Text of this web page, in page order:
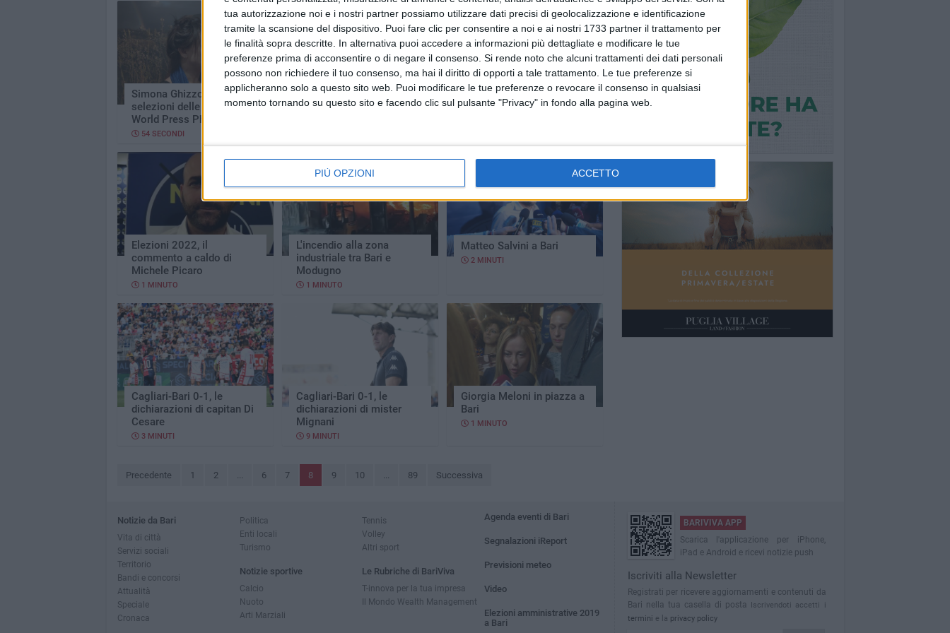
tua autorizzazione noi e i nostri partner possiamo utilizzare dati precisi di geolocalizzazione e identificazione
tramite la scansione del dispositivo. Puoi fare clic per consentire a noi e ai nostri 1733 partner il trattamento per
le finalità sopra descritte. In alternativa puoi accedere a informazioni più dettagliate e modificare le tue
preferenze prima di acconsentire o di negare il consenso. Si rende noto che alcuni trattamenti dei dati personali
possono non richiedere il tuo consenso, ma hai il diritto di opporti a tale trattamento. Le tue preferenze si
applicheranno solo a questo sito web. Puoi modificare le tue preferenze o revocare il consenso in qualsiasi
momento tornando su questo sito e facendo clic sul pulsante "Privacy" in fondo alla pagina web.
PIÙ OPZIONI ACCETTO
Simona Ghizzoni spiega la
selezioni delle foto del
World Press Photo
54 SECONDI
Maria Nocco, neoeletta
senatrice, commenta le
Dell'Olio (M5S) commenta
i risultati del partito
Elezioni 2022, il
commento a caldo di
Michele Picaro
1 MINUTO
L'incendio alla zona
industriale tra Bari e
Modugno
1 MINUTO
Matteo Salvini a Bari
2 MINUTI
Cagliari-Bari 0-1, le
dichiarazioni di capitan Di
Cesare
3 MINUTI
Cagliari-Bari 0-1, le
dichiarazioni di mister
Mignani
9 MINUTI
Giorgia Meloni in piazza a
Bari
1 MINUTO
Precedente 1 2 ... 6 7 8 9 10 ... 89 Successiva
Notizie da Bari
Vita di città
Servizi sociali
Territorio
Bandi e concorsi
Attualità
Speciale
Cronaca
Politica
Enti locali
Turismo
Notizie sportive
Calcio
Nuoto
Arti Marziali
Tennis
Volley
Altri sport
Le Rubriche di BariViva
T-innova per la tua impresa
Il Mondo Wealth Management
Agenda eventi di Bari
Segnalazioni iReport
Previsioni meteo
Video
Elezioni amministrative 2019
a Bari
BARIVIVA APP
Scarica l'applicazione per iPhone,
iPad e Android e ricevi notizie push
Iscriviti alla Newsletter
Registrati per ricevere aggiornamenti e contenuti da
Bari nella tua casella di posta Iscrivendoti accetti i
termini e la privacy policy